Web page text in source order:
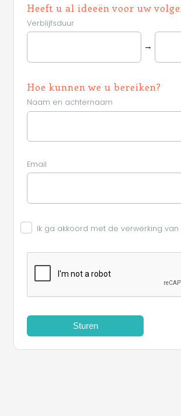
Heeft u al ideeën voor uw
Verblijfsduur
→
Hoe kunnen we u bereiken?
Naam en achternaam
Email
Ik ga akkoord met de verwerking
Sturen